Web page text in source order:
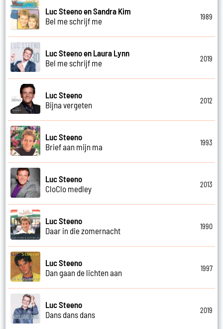
Luc Steeno en Sandra Kim
Bel me schrijf me
1989
Luc Steeno en Laura Lynn
Bel me schrijf me
2019
Luc Steeno
Bijna vergeten
2012
Luc Steeno
Brief aan mijn ma
1993
Luc Steeno
CloClo medley
2013
Luc Steeno
Daar in die zomernacht
1990
Luc Steeno
Dan gaan de lichten aan
1997
Luc Steeno
Dans dans dans
2019